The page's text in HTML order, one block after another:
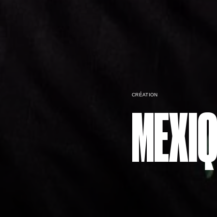
CRÉATION